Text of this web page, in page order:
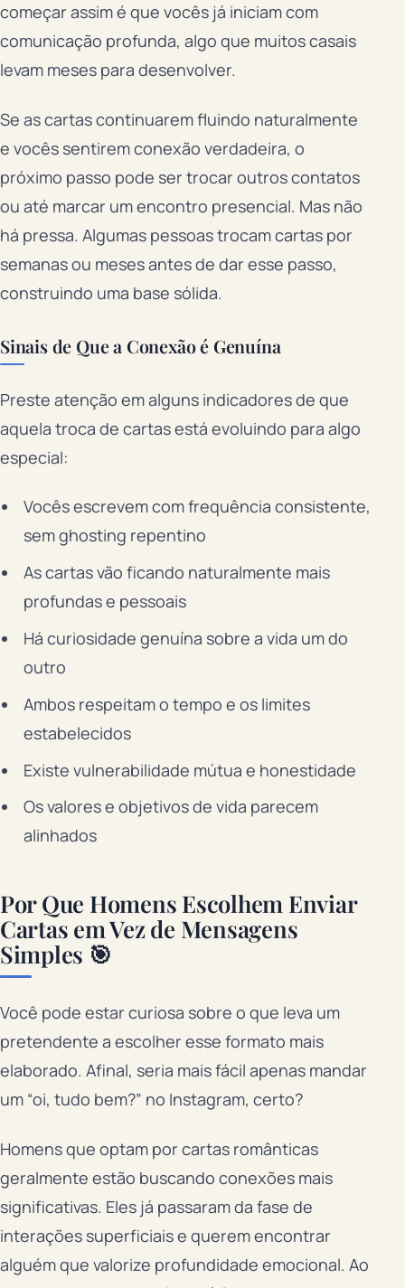
começar assim é que vocês já iniciam com
comunicação profunda, algo que muitos casais
levam meses para desenvolver.
Se as cartas continuarem fluindo naturalmente
e vocês sentirem conexão verdadeira, o
próximo passo pode ser trocar outros contatos
ou até marcar um encontro presencial. Mas não
há pressa. Algumas pessoas trocam cartas por
semanas ou meses antes de dar esse passo,
construindo uma base sólida.
Sinais de Que a Conexão é Genuína
Preste atenção em alguns indicadores de que
aquela troca de cartas está evoluindo para algo
especial:
Vocês escrevem com frequência consistente,
sem ghosting repentino
As cartas vão ficando naturalmente mais
profundas e pessoais
Há curiosidade genuína sobre a vida um do
outro
Ambos respeitam o tempo e os limites
estabelecidos
Existe vulnerabilidade mútua e honestidade
Os valores e objetivos de vida parecem
alinhados
Por Que Homens Escolhem Enviar
Cartas em Vez de Mensagens
Simples 🎯
Você pode estar curiosa sobre o que leva um
pretendente a escolher esse formato mais
elaborado. Afinal, seria mais fácil apenas mandar
um “oi, tudo bem?” no Instagram, certo?
Homens que optam por cartas românticas
geralmente estão buscando conexões mais
significativas. Eles já passaram da fase de
interações superficiais e querem encontrar
alguém que valorize profundidade emocional. Ao